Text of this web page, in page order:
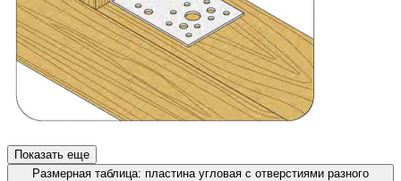
Показать еще
Размерная таблица: пластина угловая с отверстиями разного